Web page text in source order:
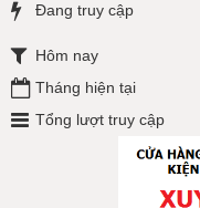
Đang truy cập
Hôm nay
Tháng hiện tại
Tổng lượt truy cập